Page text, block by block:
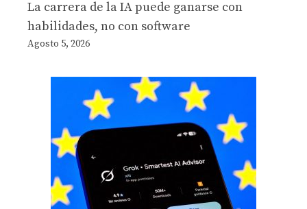
La carrera de la IA puede ganarse con
habilidades, no con software
Agosto 5, 2026